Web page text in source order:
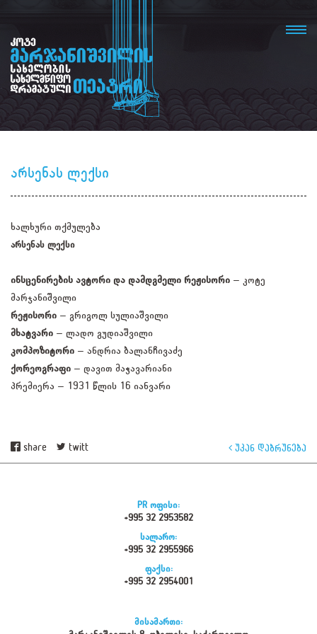
არსენას ლექსი
ხალხური თქმულება
არსენას ლექსი
ინსცენირების ავტორი და დამდგმელი რეჟისორი – კოტე
მარჯანიშვილი
რეჟისორი – გრიგოლ სულიაშვილი
მხატვარი – ლადო გუდიაშვილი
კომპოზიტორი – ანდრია ბალანჩივაძე
ქორეოგრაფი – დავით მაჭავარიანი
პრემიერა – 1931 წლის 16 იანვარი
share twitt უკან დაბრუნება
PR ოფისი:
+995 32 2953582
სალარო:
+995 32 2955966
ფაქსი:
+995 32 2954001
მისამართი: